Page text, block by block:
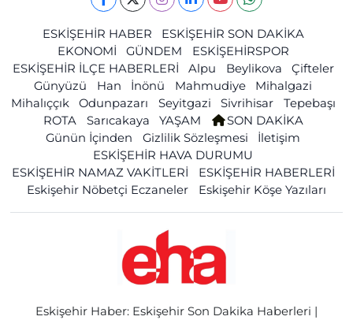
ESKİŞEHİR HABER
ESKİŞEHİR SON DAKİKA
EKONOMİ
GÜNDEM
ESKİŞEHİRSPOR
ESKİŞEHİR İLÇE HABERLERİ
Alpu Beylikova
Çifteler
Günyüzü
Han İnönü Mahmudiye
Mihalgazi
Mihalıççık
Odunpazarı Seyitgazi Sivrihisar
Tepebaşı
ROTA
Sarıcakaya YAŞAM
SON DAKİKA
Günün İçinden
Gizlilik Sözleşmesi
İletişim
ESKİŞEHİR HAVA DURUMU
ESKİŞEHİR NAMAZ VAKİTLERİ
ESKİŞEHİR HABERLERİ
Eskişehir Nöbetçi Eczaneler
Eskişehir Köşe Yazıları
Eskişehir Haber: Eskişehir Son Dakika Haberleri |